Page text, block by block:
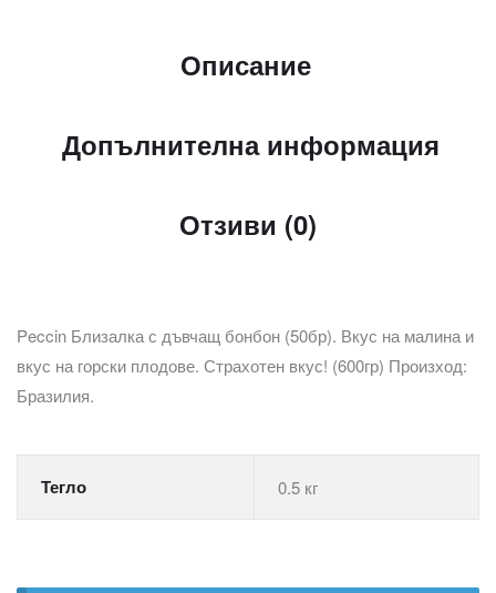
Описание
Допълнителна информация
Отзиви (0)
Peccin Близалка с дъвчащ бонбон (50бр). Вкус на малина и
вкус на горски плодове. Страхотен вкус! (600гр) Произход:
Бразилия.
Тегло 0.5 кг